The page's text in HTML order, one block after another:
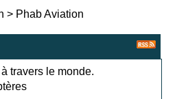
> Phab Aviation
travers le monde.